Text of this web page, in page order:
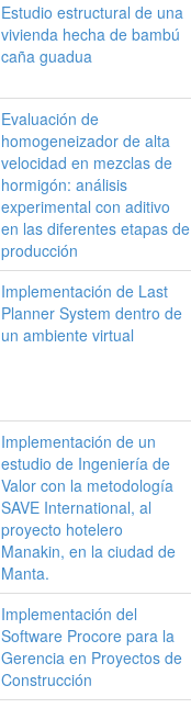
Estudio estructural de una
vivienda hecha de bambú
caña guadua
Evaluación de
homogeneizador de alta
velocidad en mezclas de
hormigón: análisis
experimental con aditivo
en las diferentes etapas de
producción
Implementación de Last
Planner System dentro de
un ambiente virtual
Implementación de un
estudio de Ingeniería de
Valor con la metodología
SAVE International, al
proyecto hotelero
Manakin, en la ciudad de
Manta.
Implementación del
Software Procore para la
Gerencia en Proyectos de
Construcción